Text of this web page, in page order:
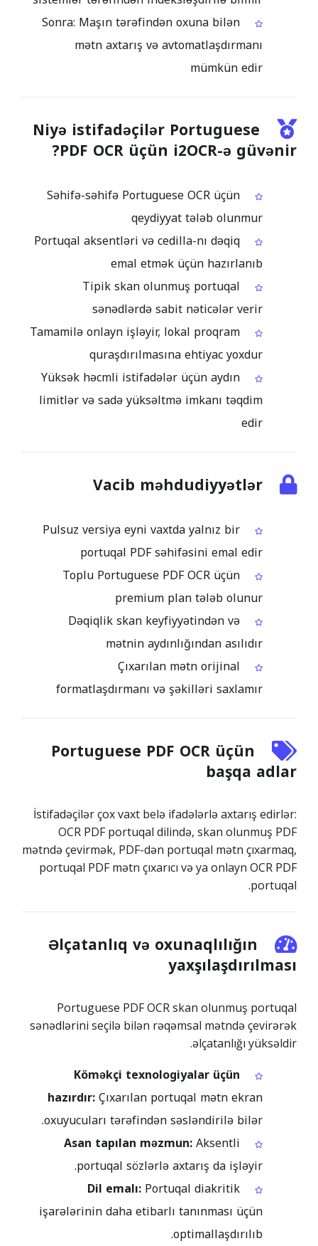
Sonra: Maşın tərəfindən oxuna bilən
mətn axtarış və avtomatlaşdırmanı
mümkün edir
Niyə istifadəçilər Portuguese
PDF OCR üçün i2OCR-ə güvənir?
Səhifə-səhifə Portuguese OCR üçün
qeydiyyat tələb olunmur
Portuqal aksentləri və cedilla-nı dəqiq
emal etmək üçün hazırlanıb
Tipik skan olunmuş portuqal
sənədlərdə sabit nəticələr verir
Tamamilə onlayn işləyir, lokal proqram
quraşdırılmasına ehtiyac yoxdur
Yüksək həcmli istifadələr üçün aydın
limitlər və sadə yüksəltmə imkanı təqdim
edir
Vacib məhdudiyyətlər
Pulsuz versiya eyni vaxtda yalnız bir
portuqal PDF səhifəsini emal edir
Toplu Portuguese PDF OCR üçün
premium plan tələb olunur
Dəqiqlik skan keyfiyyətindən və
mətnin aydınlığından asılıdır
Çıxarılan mətn orijinal
formatlaşdırmanı və şəkilləri saxlamır
Portuguese PDF OCR üçün
başqa adlar
İstifadəçilər çox vaxt belə ifadələrlə axtarış edirlər:
OCR PDF portuqal dilində, skan olunmuş PDF
mətndə çevirmək, PDF-dən portuqal mətn çıxarmaq,
portuqal PDF mətn çıxarıcı və ya onlayn OCR PDF
portuqal.
Əlçatanlıq və oxunaqlılığın
yaxşılaşdırılması
Portuguese PDF OCR skan olunmuş portuqal
sənədlərini seçilə bilən rəqəmsal mətndə çevirərək
əlçatanlığı yüksəldir.
Köməkçi texnologiyalar üçün
hazırdır:Çıxarılan portuqal mətn ekran
oxuyucuları tərəfindən səsləndirilə bilər.
Asan tapılan məzmun:Aksentli
portuqal sözlərlə axtarış da işləyir.
Dil emalı:Portuqal diakritik
işarələrinin daha etibarlı tanınması üçün
optimallaşdırılıb.